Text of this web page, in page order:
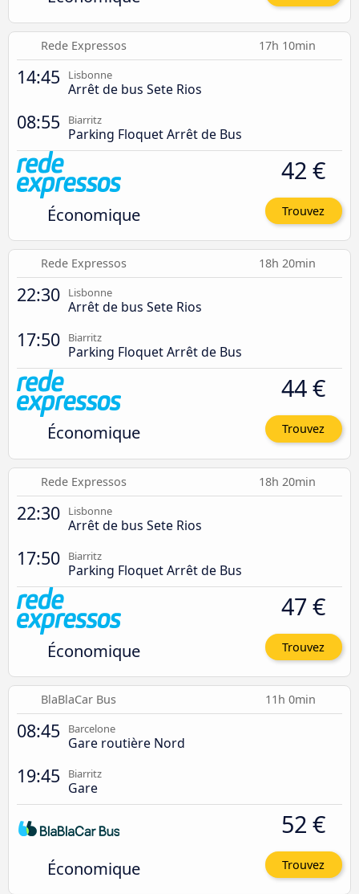
Rede Expressos 17h 10min
14:45 Lisbonne
Arrêt de bus Sete Rios
08:55 Biarritz
Parking Floquet Arrêt de Bus
Économique
42 €
Trouvez
Rede Expressos 18h 20min
22:30 Lisbonne
Arrêt de bus Sete Rios
17:50 Biarritz
Parking Floquet Arrêt de Bus
Économique
44 €
Trouvez
Rede Expressos 18h 20min
22:30 Lisbonne
Arrêt de bus Sete Rios
17:50 Biarritz
Parking Floquet Arrêt de Bus
Économique
47 €
Trouvez
BlaBlaCar Bus 11h 0min
08:45 Barcelone
Gare routière Nord
19:45 Biarritz
Gare
Économique
52 €
Trouvez